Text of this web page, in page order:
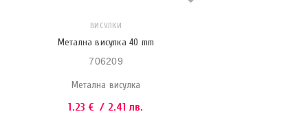
ВИСУЛКИ
Метална висулка 40 mm
706209
Метална висулка
1.23 € / 2.41 лв.